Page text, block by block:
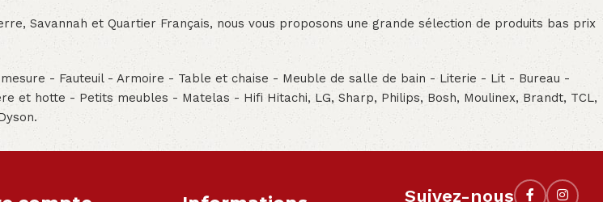
Savannah et Quartier Français, nous vous proposons une grande sélection de produits bas prix
- Fauteuil - Armoire - Table et chaise - Meuble de salle de bain - Literie - Lit - Bureau -
et hotte - Petits meubles - Matelas - Hifi Hitachi, LG, Sharp, Philips, Bosh, Moulinex, Brandt, TCL,
Suivez-nous